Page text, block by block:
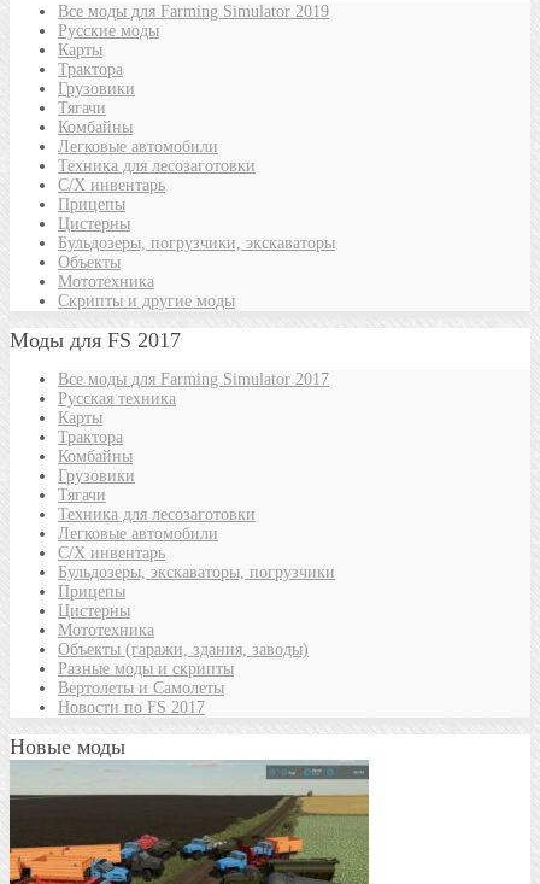
Все моды для Farming Simulator 2019
Русские моды
Карты
Трактора
Грузовики
Тягачи
Комбайны
Легковые автомобили
Техника для лесозаготовки
С/Х инвентарь
Прицепы
Цистерны
Бульдозеры, погрузчики, экскаваторы
Объекты
Мототехника
Скрипты и другие моды
Моды для FS 2017
Все моды для Farming Simulator 2017
Русская техника
Карты
Трактора
Комбайны
Грузовики
Тягачи
Техника для лесозаготовки
Легковые автомобили
С/Х инвентарь
Бульдозеры, экскаваторы, погрузчики
Прицепы
Цистерны
Мототехника
Объекты (гаражи, здания, заводы)
Разные моды и скрипты
Вертолеты и Самолеты
Новости по FS 2017
Новые моды